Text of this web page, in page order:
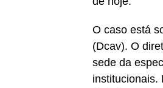
O caso está
(Dcav). O
sede da
institucionais.